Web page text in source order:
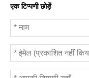
एक टिप्पणी छोड़ें